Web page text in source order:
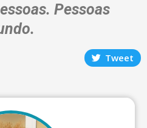
Pessoas
Tweet